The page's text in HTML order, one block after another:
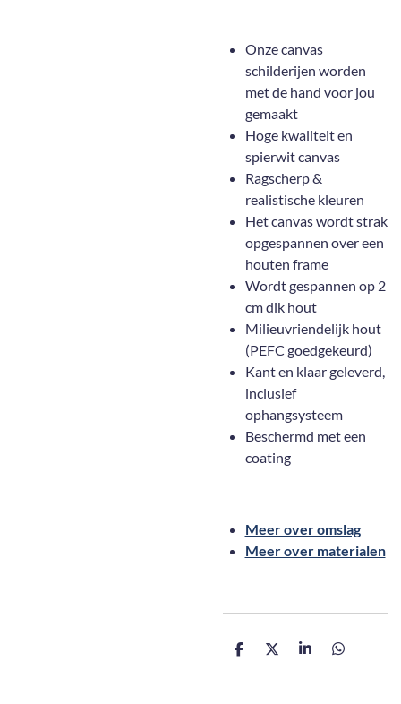
Onze canvas
schilderijen worden
met de hand voor jou
gemaakt
Hoge kwaliteit en
spierwit canvas
Ragscherp &
realistische kleuren
Het canvas wordt strak
opgespannen over een
houten frame
Wordt gespannen op 2
cm dik hout
Milieuvriendelijk hout
(PEFC goedgekeurd)
Kant en klaar geleverd,
inclusief
ophangsysteem
Beschermd met een
coating
Meer over omslag
Meer over materialen
D
D
S
D